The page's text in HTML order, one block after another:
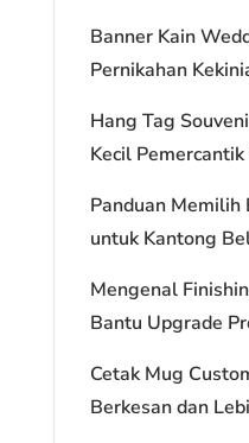
Banner Kain
Pernikahan
Hang Tag
Kecil Pemercantik
Panduan Memilih
untuk Kantong
Mengenal
Bantu Upgrade
Cetak Mug
Berkesan dan